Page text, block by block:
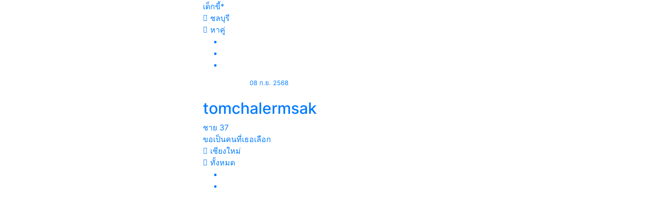
เด็กขี้*
ชลบุรี
หาคู่
08 ก.ย. 2568
tomchalermsak
ชาย 37
ขอเป็นคนที่เธอเลือก
เชียงใหม่
ทั้งหมด